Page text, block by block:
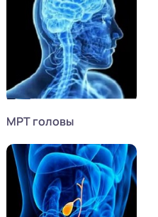
МРТ головы